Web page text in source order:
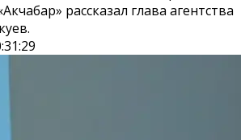
рассказал глава агентства